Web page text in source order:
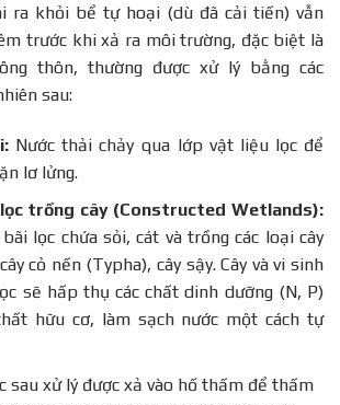
ra khỏi bể tự hoại (dù đã cải tiến) vẫn
trước khi xả ra môi trường, đặc biệt là
thôn, thường được xử lý bằng các
sau:
Nước thải chảy qua lớp vật liệu lọc để
lơ lửng.
trồng cây (Constructed Wetlands):
lọc chứa sỏi, cát và trồng các loại cây
cỏ nến (Typha), cây sậy. Cây và vi sinh
sẽ hấp thụ các chất dinh dưỡng (N, P)
hữu cơ, làm sạch nước một cách tự
sau xử lý được xả vào hố thấm để thấm